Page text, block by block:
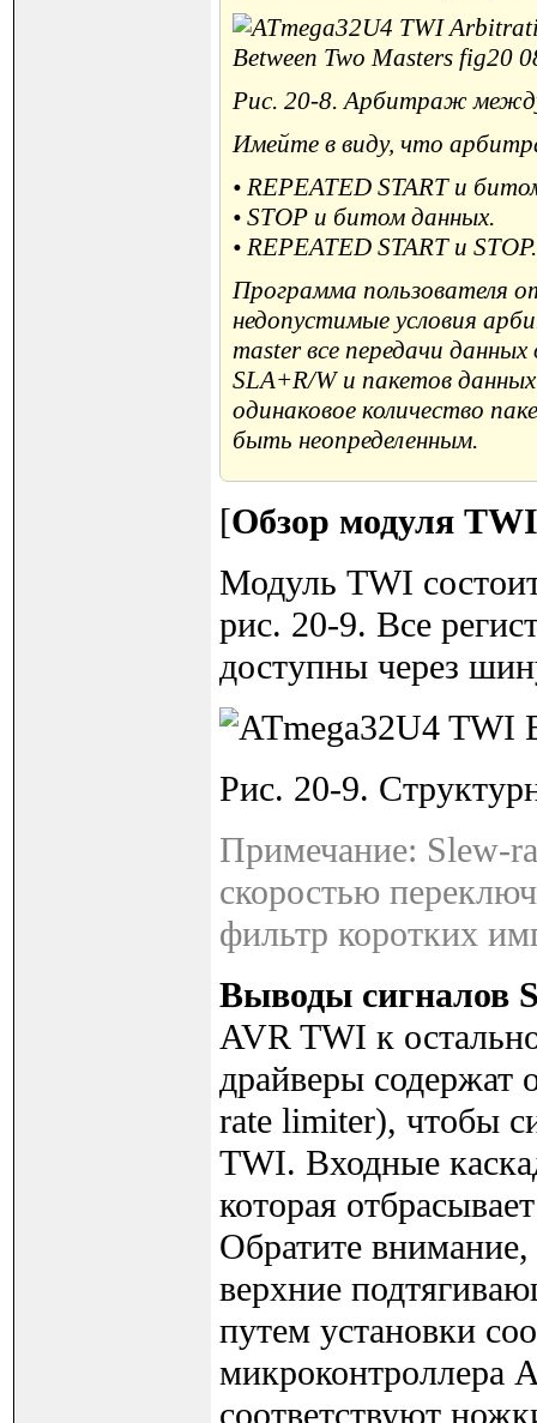
Рис. 20-8. Арбитраж
Имейте в виду, что
• REPEATED START и
• STOP и битом данных.
• REPEATED START и STOP.
Программа пользователя
недопустимые условия
master все передачи
SLA+R/W и пакетов
одинаковое количество
быть неопределенным.
[Обзор модуля TWI
Модуль TWI
рис. 20-9. Все
доступны через
Рис. 20-9.
Примечание: Slew-
скоростью
фильтр коротких
Выводы сигналов
AVR TWI к
драйверы содержат
rate limiter), чтобы
TWI. Входные
которая
Обратите
верхние
путем установки
микроконтроллера
соответствуют